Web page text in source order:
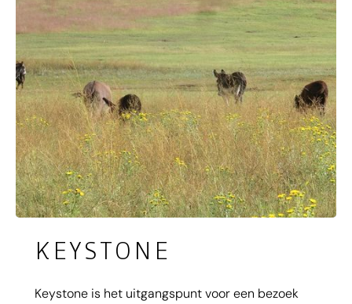
KEYSTONE
Keystone is het uitgangspunt voor een bezoek